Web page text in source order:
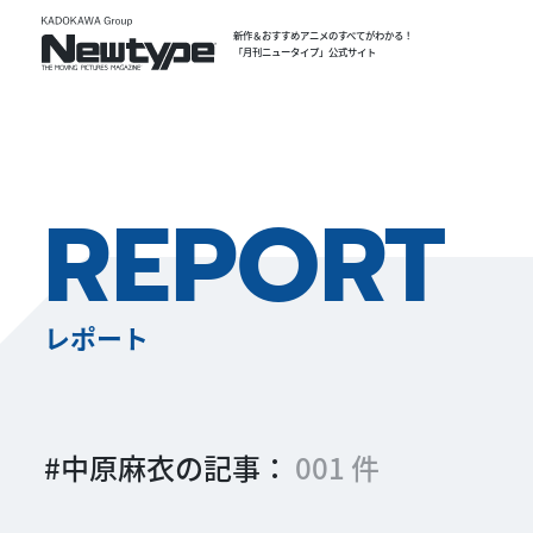
新作＆おすすめアニメのすべてがわかる！
「月刊ニュータイプ」公式サイト
REPORT
レポート
#中原麻衣の記事： 001 件